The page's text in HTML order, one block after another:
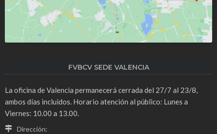
FVBCV SEDE VALENCIA
La oficina de Valencia permanecerá cerrada del 27/7 al 23/8,
ambos días incluidos. Horario atención al público: Lunes a
Viernes: 10.00 a 13.00.
Dirección: